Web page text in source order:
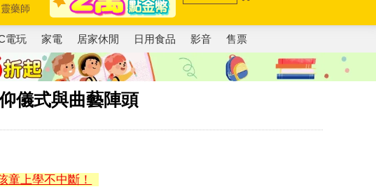
藥師
電玩 家電 居家休閒 日用食品 影音 售票
儀式與曲藝陣頭
童上學不中斷！